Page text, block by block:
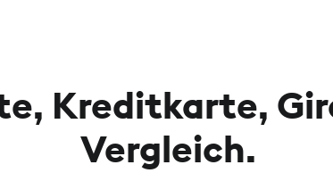
Kreditkarte,
Vergleich.